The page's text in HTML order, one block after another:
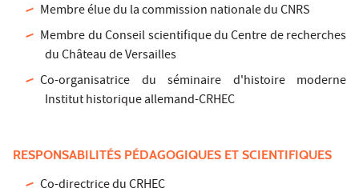
Membre élue du la commission nationale du CNRS
Membre du Conseil scientifique du Centre de recherches
du Château de Versailles
Co-organisatrice du séminaire d'histoire moderne
Institut historique allemand-CRHEC
RESPONSABILITÉS PÉDAGOGIQUES ET SCIENTIFIQUES
Co-directrice du CRHEC